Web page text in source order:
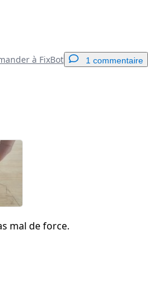
à FixBot 1 commentaire
mal de force.